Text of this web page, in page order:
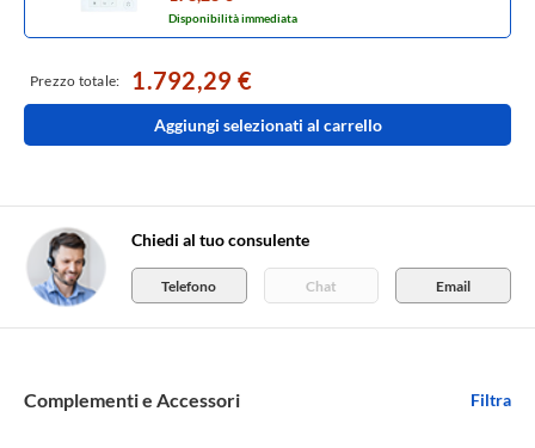
Complementi e Accessori Filtra
Disponibilità immediata
Prezzo totale: 1.792,29 €
Aggiungi selezionati al carrello
Chiedi al tuo consulente
Telefono Chat Email